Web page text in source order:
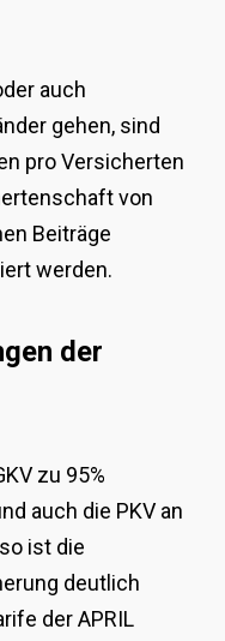
auch
gehen, sind
pro Versicherten
von
Beiträge
werden.
der
zu 95%
auch die PKV an
ist die
deutlich
der APRIL